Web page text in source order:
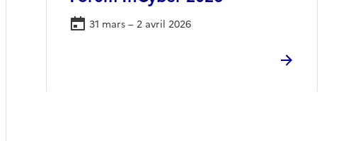
31 mars – 2 avril 2026